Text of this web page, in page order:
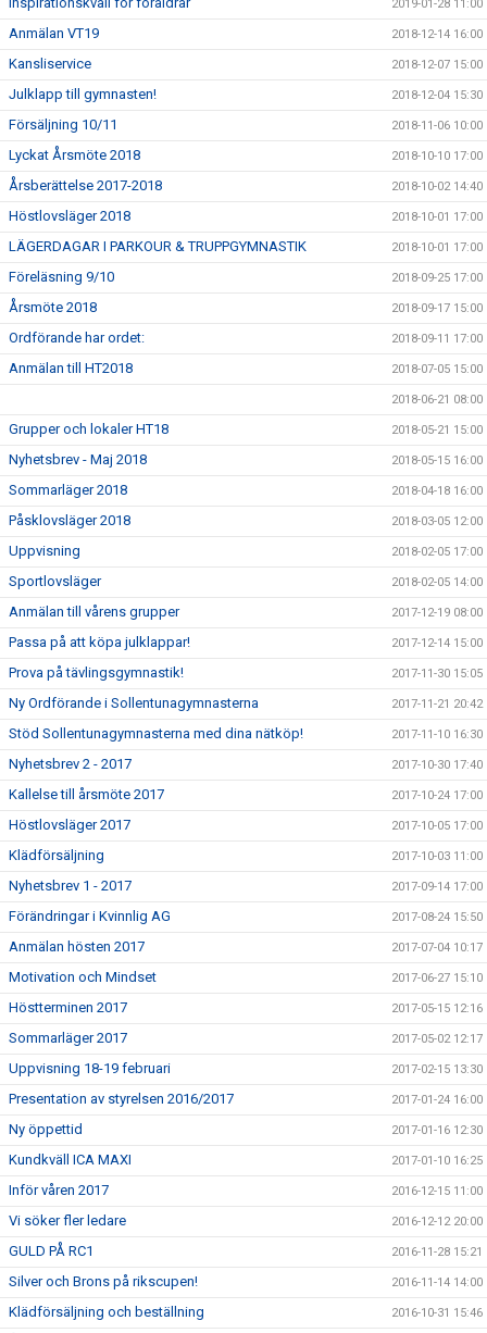
2019-01-28 11:00
Anmälan VT19 2018-12-14 16:00
Kansliservice 2018-12-07 15:00
Julklapp till gymnasten! 2018-12-04 15:30
Försäljning 10/11 2018-11-06 10:00
Lyckat Årsmöte 2018 2018-10-10 17:00
Årsberättelse 2017-2018 2018-10-02 14:40
Höstlovsläger 2018 2018-10-01 17:00
LÄGERDAGAR I PARKOUR & TRUPPGYMNASTIK 2018-10-01 17:00
Föreläsning 9/10 2018-09-25 17:00
Årsmöte 2018 2018-09-17 15:00
Ordförande har ordet: 2018-09-11 17:00
Anmälan till HT2018 2018-07-05 15:00
2018-06-21 08:00
Grupper och lokaler HT18 2018-05-21 15:00
Nyhetsbrev - Maj 2018 2018-05-15 16:00
Sommarläger 2018 2018-04-18 16:00
Påsklovsläger 2018 2018-03-05 12:00
Uppvisning 2018-02-05 17:00
Sportlovsläger 2018-02-05 14:00
Anmälan till vårens grupper 2017-12-19 08:00
Passa på att köpa julklappar! 2017-12-14 15:00
Prova på tävlingsgymnastik! 2017-11-30 15:05
Ny Ordförande i Sollentunagymnasterna 2017-11-21 20:42
Stöd Sollentunagymnasterna med dina nätköp! 2017-11-10 16:30
Nyhetsbrev 2 - 2017 2017-10-30 17:40
Kallelse till årsmöte 2017 2017-10-24 17:00
Höstlovsläger 2017 2017-10-05 17:00
Klädförsäljning 2017-10-03 11:00
Nyhetsbrev 1 - 2017 2017-09-14 17:00
Förändringar i Kvinnlig AG 2017-08-24 15:50
Anmälan hösten 2017 2017-07-04 10:17
Motivation och Mindset 2017-06-27 15:10
Höstterminen 2017 2017-05-15 12:16
Sommarläger 2017 2017-05-02 12:17
Uppvisning 18-19 februari 2017-02-15 13:30
Presentation av styrelsen 2016/2017 2017-01-24 16:00
Ny öppettid 2017-01-16 12:30
Kundkväll ICA MAXI 2017-01-10 16:25
Inför våren 2017 2016-12-15 11:00
Vi söker fler ledare 2016-12-12 20:00
GULD PÅ RC1 2016-11-28 15:21
Silver och Brons på rikscupen! 2016-11-14 14:00
Klädförsäljning och beställning 2016-10-31 15:46